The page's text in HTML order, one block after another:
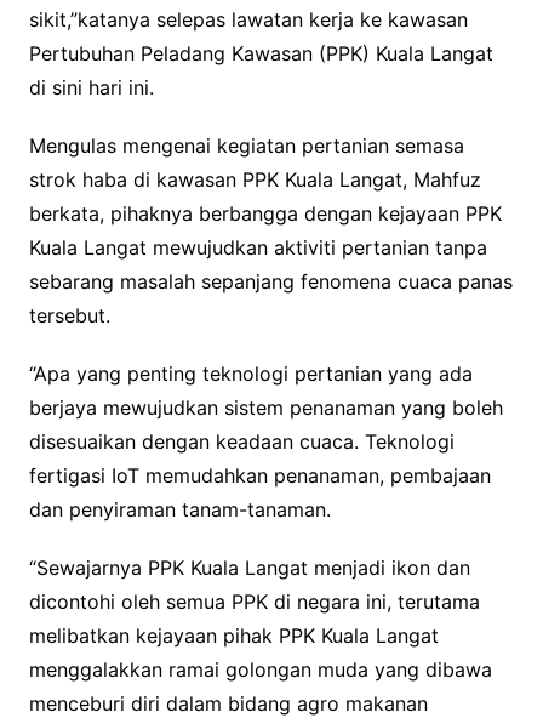
sikit,”katanya selepas lawatan kerja ke kawasan
Pertubuhan Peladang Kawasan (PPK) Kuala Langat
di sini hari ini.
Mengulas mengenai kegiatan pertanian semasa
strok haba di kawasan PPK Kuala Langat, Mahfuz
berkata, pihaknya berbangga dengan kejayaan PPK
Kuala Langat mewujudkan aktiviti pertanian tanpa
sebarang masalah sepanjang fenomena cuaca panas
tersebut.
“Apa yang penting teknologi pertanian yang ada
berjaya mewujudkan sistem penanaman yang boleh
disesuaikan dengan keadaan cuaca. Teknologi
fertigasi IoT memudahkan penanaman, pembajaan
dan penyiraman tanam-tanaman.
“Sewajarnya PPK Kuala Langat menjadi ikon dan
dicontohi oleh semua PPK di negara ini, terutama
melibatkan kejayaan pihak PPK Kuala Langat
menggalakkan ramai golongan muda yang dibawa
menceburi diri dalam bidang agro makanan